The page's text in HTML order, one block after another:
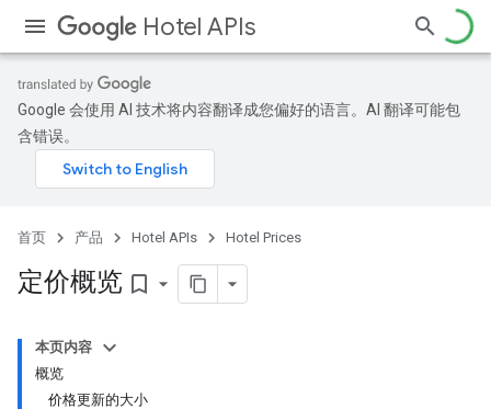
Hotel APIs
Google 会使用 AI 技术将内容翻译成您偏好的语言。AI 翻译可能包
含错误。
首页 产品 Hotel APIs Hotel Prices
定价概览 bookmark_border
本页内容
概览
价格更新的大小